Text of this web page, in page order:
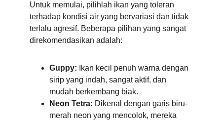
Untuk memulai, pilihlah ikan yang toleran
terhadap kondisi air yang bervariasi dan tidak
terlalu agresif. Beberapa pilihan yang sangat
direkomendasikan adalah:
Guppy: Ikan kecil penuh warna dengan
sirip yang indah, sangat aktif, dan
mudah berkembang biak.
Neon Tetra: Dikenal dengan garis biru-
merah neon yang mencolok, mereka